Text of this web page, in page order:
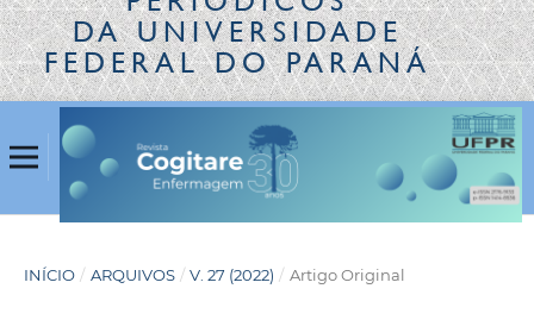
DA UNIVERSIDADE
FEDERAL DO PARANÁ
INÍCIO / ARQUIVOS / V. 27 (2022) / Artigo Original